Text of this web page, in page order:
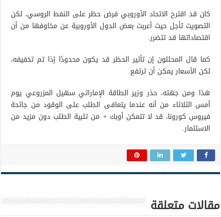
كان قد اقترح الاتحاد الأوروبي فرض حظر على النفط الروسي، لكن
التصويت تأجل حيث أعربت بعض الدول الأوروبية عن مخاوفها من أن
اقتصاداتها قد تتضرر.
كما قال المحللون إن تأثير الحظر قد يكون محدودًا إذا تم تخفيفه،
لكن الأسعار يمكن أن ترتفع.
هذا ومن جهته، حذر وزير الطاقة الإماراتي سهيل المزروعي يوم
أمس الثلاثاء من أنه عندما يتعافى الطلب على الوقود من جائحة
فيروس كورونا، قد لا تتمكن أوبك + من تلبية الطلب دون مزيد من
الاستثمار.
مقالات متعلقة